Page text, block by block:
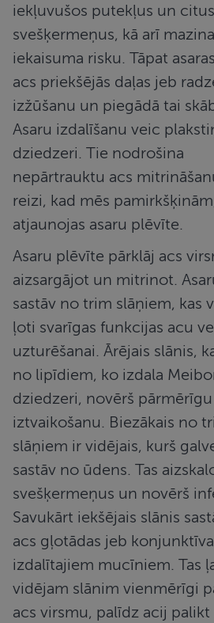
iekļuvušos putekļus un citus
svešķermeņus, kā arī mazina
iekaisuma risku. Tāpat
acs priekšējās daļas jeb
izžūšanu un piegādā tai
Asaru izdalīšanu veic
dziedzeri. Tie nodrošina
nepārtrauktu acs
reizi, kad mēs
atjaunojas asaru plēvīte.
Asaru plēvīte pārklāj acs
aizsargājot un mitrinot.
sastāv no trim slāņiem, kas
ļoti svarīgas funkcijas acu
uzturēšanai. Ārējais slānis,
no lipīdiem, ko izdala
dziedzeri, novērš pārmērīgu
iztvaikošanu. Biezākais no
slāņiem ir vidējais, kurš
sastāv no ūdens. Tas
svešķermeņus un novērš
Savukārt iekšējais slānis
acs gļotādas jeb
izdalītajiem mucīniem. Tas
vidējam slānim vienmērīgi
acs virsmu, palīdz acij palikt